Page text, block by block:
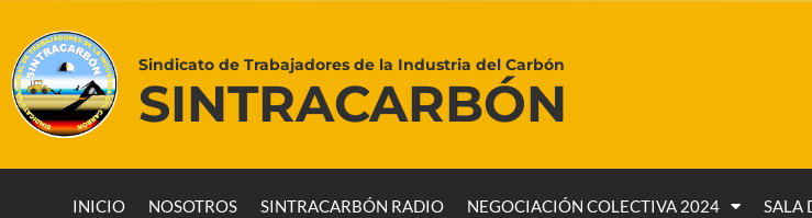
Sindicato de Trabajadores de la Industria del Carbón
SINTRACARBÓN
INICIO NOSOTROS SINTRACARBÓN RADIO NEGOCIACIÓN COLECTIVA 2024 SALA